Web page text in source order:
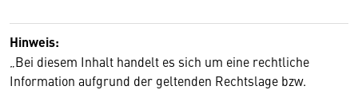
Hinweis:
„Bei diesem Inhalt handelt es sich um eine rechtliche
Information aufgrund der geltenden Rechtslage bzw.